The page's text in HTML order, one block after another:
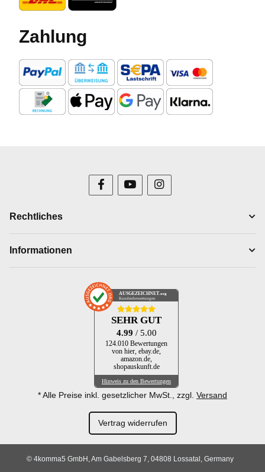
Zahlung
Rechtliches
Informationen
AUSGEZEICHNET .org
Kundenbewertungen
SEHR GUT
4.99 / 5.00
124.010 Bewertungen
von hier, ebay.de,
amazon.de,
shopauskunft.de
Hinweis zu den Bewertungen
* Alle Preise inkl. gesetzlicher MwSt., zzgl. Versand
Vertrag widerrufen
© 4komma5 GmbH, Am Gabelsberg 7, 04808 Lossatal, Germany